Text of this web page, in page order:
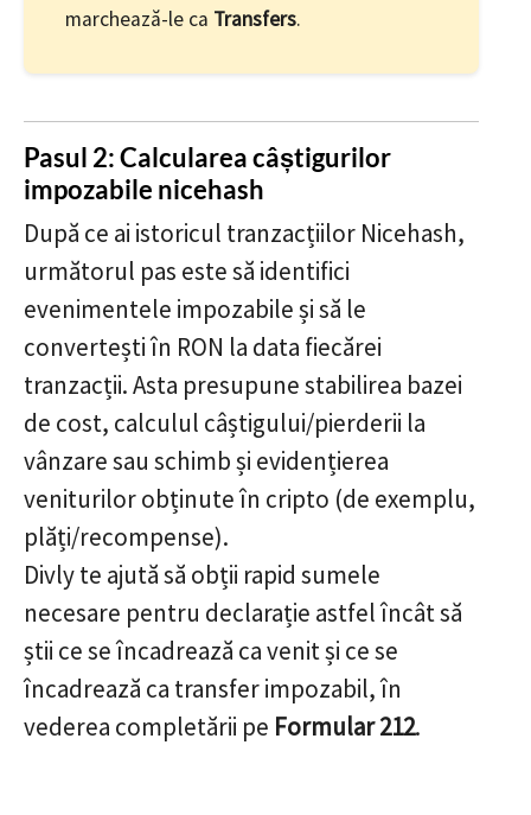
marchează-le ca Transfers.
Pasul 2: Calcularea câștigurilor
impozabile nicehash
După ce ai istoricul tranzacțiilor Nicehash,
următorul pas este să identifici
evenimentele impozabile și să le
convertești în RON la data fiecărei
tranzacții. Asta presupune stabilirea bazei
de cost, calculul câștigului/pierderii la
vânzare sau schimb și evidențierea
veniturilor obținute în cripto (de exemplu,
plăți/recompense).
Divly te ajută să obții rapid sumele
necesare pentru declarație astfel încât să
știi ce se încadrează ca venit și ce se
încadrează ca transfer impozabil, în
vederea completării pe Formular 212.